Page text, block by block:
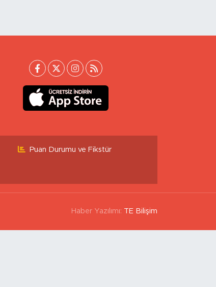
Puan Durumu ve Fikstür
Haber Yazılımı: TE Bilişim